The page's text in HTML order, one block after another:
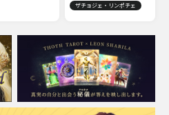
ザチョジェ・リンポチェ